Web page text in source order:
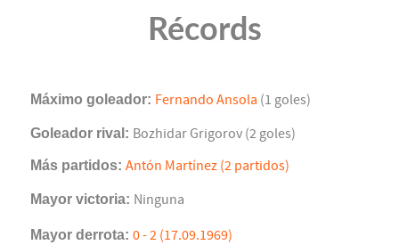
Récords
Máximo goleador: Fernando Ansola (1 goles)
Goleador rival: Bozhidar Grigorov (2 goles)
Más partidos: Antón Martínez (2 partidos)
Mayor victoria: Ninguna
Mayor derrota: 0 - 2 (17.09.1969)